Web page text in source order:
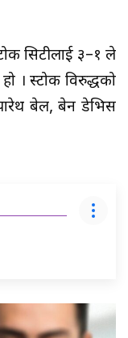
सिटीलाई ३–१ ले
। स्टोक विरुद्धको
बेल, बेन डेभिस